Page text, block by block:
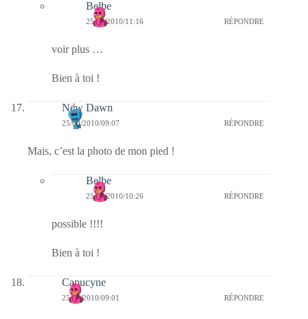
Belbe
25/09/2010/11:16 RÉPONDRE
voir plus …
Bien à toi !
New Dawn
25/09/2010/09:07 RÉPONDRE
Mais, c’est la photo de mon pied !
Belbe
25/09/2010/10:26 RÉPONDRE
possible !!!!
Bien à toi !
Capucyne
25/09/2010/09:01 RÉPONDRE